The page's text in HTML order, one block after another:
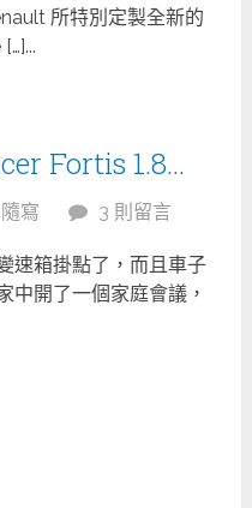
所特別定製全新的
Fortis 1.8…
寫 3 則留言
速箱掛點了，而且車子
中開了一個家庭會議，